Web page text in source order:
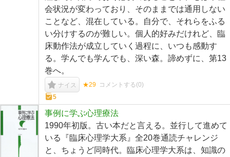
会状況が変わっており、そのままでは通用しない
ことなど、混在している。自分で、それらをふる
い分けするのが難しい。個人的好みだけれど、臨
床動作法が成立していく過程に、いつも感動す
る。学んでも学んでも、深い森。諦めずに、第13
巻へ。
ナイス ★29 コメントする(0)
5
事例に学ぶ心理療法
1990年初版。古い本だと言える。並行して進めて
いる『臨床心理学大系』全20巻通読チャレンジ
と、ちょうど同時代。臨床心理学大系は、知識の